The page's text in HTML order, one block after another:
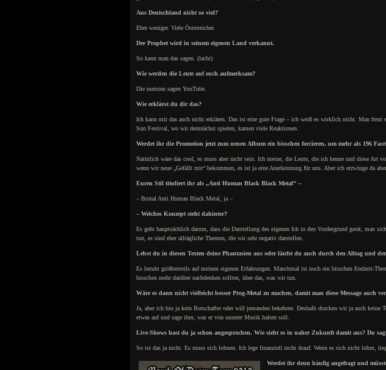
Aus Deutschland nicht so viel?
Eher weniger. Viele Österreicher.
Der Prophet wird in seinem eigenen Land verkannt.
So kann man das sagen. (lacht)
Wie werden die Leute auf euch aufmerksam?
Die meisten sagen YouTube.
Wie erklärst du dir das?
Ich kann mir das auch nicht erklären. Das ist eine gute Frage – ich weiß es wirklich nicht. Man
Sun Festival, wo wir demnächst spielen, kamen viele Reaktionen.
Werdet ihr die Promotion jetzt zum neuen Album ein bisschen forcieren, um mehr als 196
Natürlich wäre das cool, es muss aber nicht sein. Ich meine, die Leute, die ich kenne und diese Art
wenn wir neue „Gefällt mir“ bekommen, es ist ja eine Anerkennung für uns. Aber ich erzwinge da
Euren Stil tituliert ihr als „Anti Human Black Black Metal“ –
– Brutal Anti Human Black Metal, ja –
– Welches Konzept steht dahinter?
Es geht hauptsächlich darum, dass die Darstellung des eigenen Ich in den Vordergrund gerät, man
tun, es sind eher alltägliche Themen, die wir sehr negativ darstellen.
Lebst du in diesen Texten deine Phantasien aus oder läufst du auch durch den Alltag und
Es beruht größtenteils auf meinen eigenen Erfahrungen. Manchmal ist noch ein bisschen Endzeit-
bisschen mehr darüber nachdenken sollten, über das, was wir tun.
Wäre es dann nicht vielleicht besser Prog-Metal zu machen, damit man diese Message auch
Ja, aber ich bin ja kein Botschafter oder will jemanden bekehren. Deshalb drucken wir ja auch keine
etwas auf und sage ihm, was er von unserer Musik halten soll.
Live-Shows hast du ja schon angesprochen. Wie sieht es in naher Zukunft damit aus? Du
So ist das ja nicht. Es muss sich lohnen. Ich lege finanziell nicht drauf. Wenn es sich nicht lohnt,
Werdet ihr denn häufig angefragt und